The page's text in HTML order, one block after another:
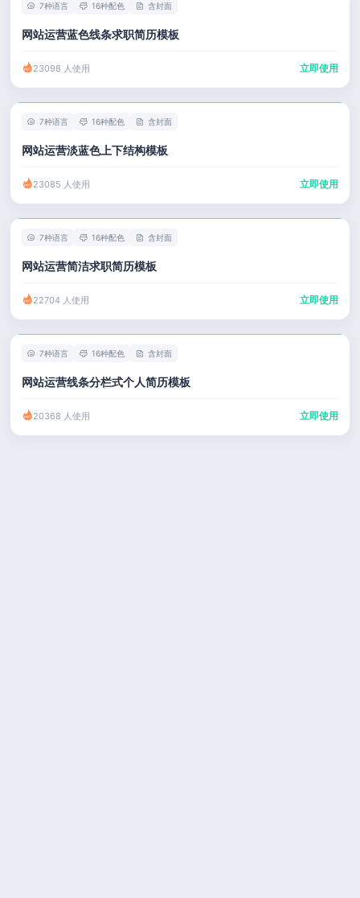
7种语言 16种配色 含封面
网站运营蓝色线条求职简历模板
23098 人使用 立即使用
7种语言 16种配色 含封面
网站运营淡蓝色上下结构模板
23085 人使用 立即使用
7种语言 16种配色 含封面
网站运营简洁求职简历模板
22704 人使用 立即使用
7种语言 16种配色 含封面
网站运营线条分栏式个人简历模板
20368 人使用 立即使用